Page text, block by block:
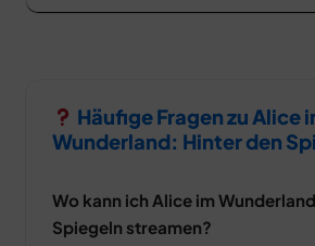
Häufige Fragen zu Alice
Wunderland: Hinter den
Wo kann ich Alice im
Spiegeln streamen?